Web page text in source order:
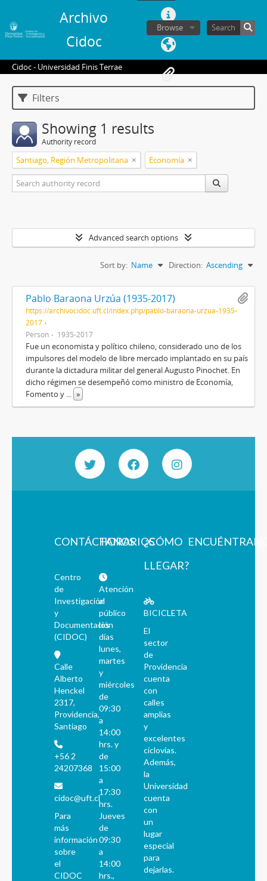
Archivo
Cidoc
Browse
Cidoc - Universidad Finis Terrae
Filters
Showing 1 results
Authority record
Santiago, Región Metropolitana Economía
Advanced search options
Sort by: Name Direction: Ascending
Pablo Baraona Urzúa (1935-2017)
https://archivocidoc.uft.cl/index.php/pablo-baraona-urzua-1935-
2017
Person
1935-2017
Fue un economista y político chileno, considerado uno de los
impulsores del modelo de libre mercado implantado en su país
durante la dictadura militar del general Augusto Pinochet. En
dicho régimen se desempeñó como ministro de Economía,
Fomento y ... »
CONTÁCTANOS
Centro
de
Investigación
y
Documentación
(CIDOC)
Calle
Alberto
Henckel
2317,
Providencia,
Santiago
+56 2
24207368
cidoc@uft.cl
Para
más
información
sobre
el
CIDOC
HORARIOS
Atención
al
público
los
días
lunes,
martes
y
miércoles
de
09:30
a
14:00
hrs. y
de
15:00
a
17:30
hrs.
Jueves
de
09:30
a
14:00
hrs.,
¿CÓMO
LLEGAR?
BICICLETA
El
sector
de
Providencia
cuenta
con
calles
amplias
y
excelentes
ciclovías.
Además,
la
Universidad
cuenta
con
un
lugar
especial
para
dejarlas.